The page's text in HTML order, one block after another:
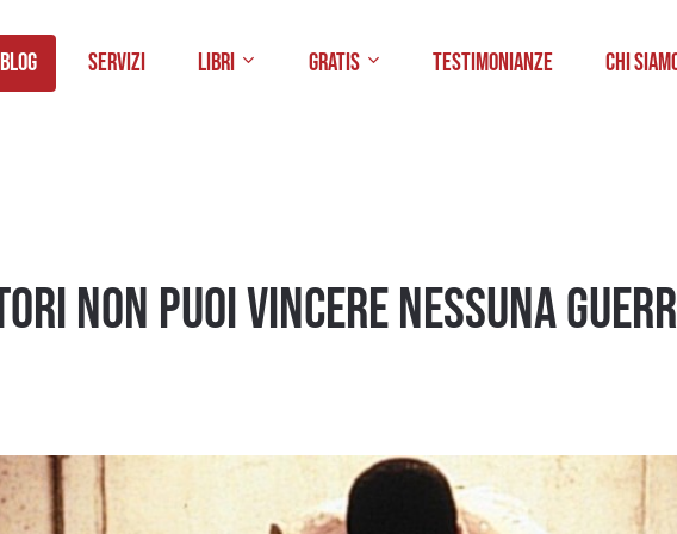
Blog Servizi Libri Gratis Testimonianze Chi
non puoi vincere nessuna